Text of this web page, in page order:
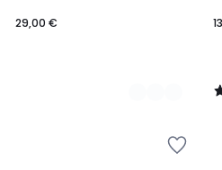
29,00 €
/